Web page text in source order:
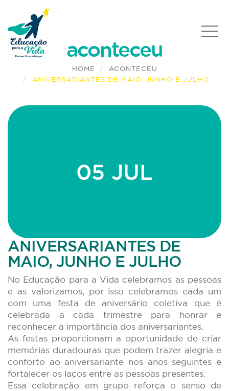
aconteceu
HOME
ACONTECEU
ANIVERSARIANTES DE MAIO, JUNHO E JULHO
05 JUL
ANIVERSARIANTES DE
MAIO, JUNHO E JULHO
No Educação para a Vida celebramos as pessoas
e as valorizamos, por isso celebramos cada um
com uma festa de aniversário coletiva que é
celebrada a cada trimestre para honrar e
reconhecer a importância dos aniversariantes.
As festas proporcionam a oportunidade de criar
memórias duradouras que podem trazer alegria e
conforto ao aniversariante nos anos seguintes e
fortalecer os laços entre as pessoas presentes.
Essa celebração em grupo reforça o senso de